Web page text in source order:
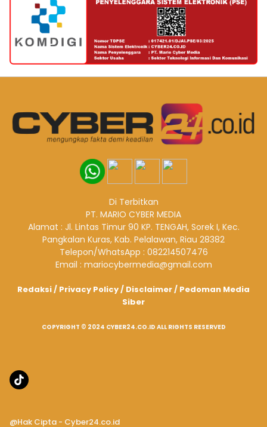
Di Terbitkan
PT. MARIO CYBER MEDIA
Alamat : Jl. Lintas Timur 90 KP. TENGAH, Sorek I, Kec.
Pangkalan Kuras, Kab. Pelalawan, Riau 28382
Telepon/WhatsApp : 082214507476
Email : mariocybermedia@gmail.com
Redaksi/ Privacy Policy/ Disclaimer/ Pedoman Media
Siber
COPYRIGHT © 2024 CYBER24.CO.ID ALL RIGHTS RESERVED
@Hak Cipta - Cyber24.co.id